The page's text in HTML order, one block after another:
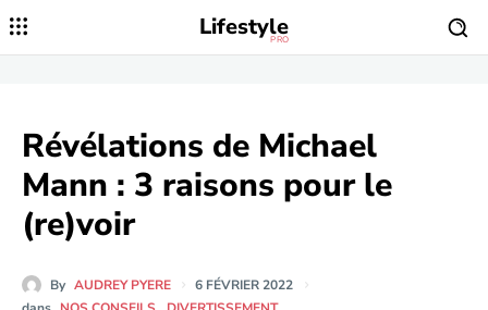
Lifestyle
PRO
Révélations de Michael
Mann : 3 raisons pour le
(re)voir
By AUDREY PYERE
6 FÉVRIER 2022